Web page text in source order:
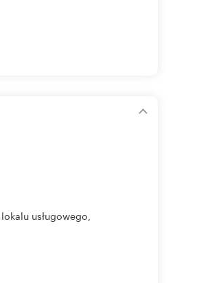
usługowego,